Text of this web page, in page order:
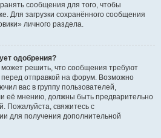
сообщения для того, чтобы
Для загрузки сохранённого сообщения
личного раздела.
одобрения?
решить, что сообщения требуют
отправкой на форум. Возможно
вас в группу пользователей,
её мнению, должны быть предварительно
Пожалуйста, свяжитесь с
для получения дополнительной